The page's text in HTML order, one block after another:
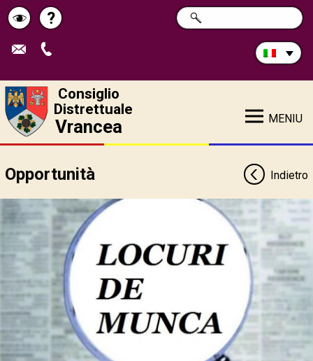
Schimbă
contrastul
Pagina
de
?
Cerca
nel
RICERCA
Consiglio
Distrettuale
Vrancea MENIU
Opportunità Indietro